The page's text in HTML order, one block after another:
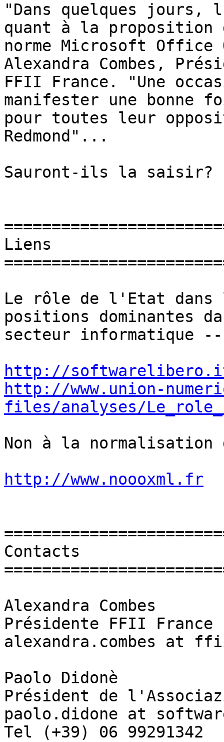
"Dans quelques jours,
quant à la proposition
norme Microsoft Office
Alexandra Combes,
FFII France. "Une
manifester une bonne
pour toutes leur
Redmond"...
Sauront-ils la saisir?
Liens
Le rôle de l'Etat
positions dominantes
secteur informatique
http://
http://www.union-
files/analyses/
Non à la normalisation
http://www.noooxml.fr
Contacts
Alexandra Combes
Présidente FFII France
alexandra.combes at
Paolo Didonè
Président de
paolo.didone at
Tel (+39) 06 99291342